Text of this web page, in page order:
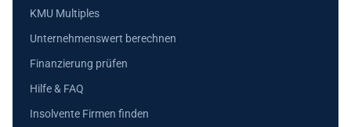
KMU Multiples
Unternehmenswert berechnen
Finanzierung prüfen
Hilfe & FAQ
Insolvente Firmen finden